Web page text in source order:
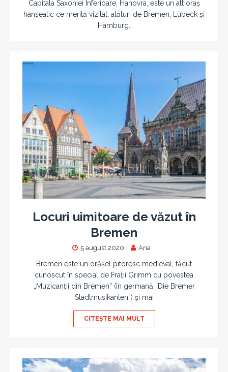
Capitala Saxoniei Inferioare, Hanovra, este un alt oraș
hanseatic ce merită vizitat, alături de Bremen, Lübeck și
Hamburg.
Locuri uimitoare de văzut în
Bremen
5 august 2020 Ana
Bremen este un orășel pitoresc medieval, făcut
cunoscut în special de Frații Grimm cu povestea
„Muzicanții din Bremen” (în germană „Die Bremer
Stadtmusikanten”) și mai
CITEȘTE MAI MULT